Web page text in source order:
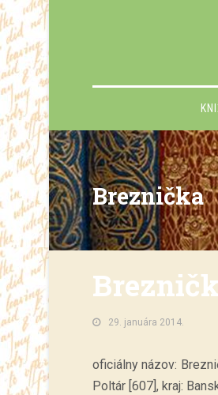
Breznička
29. januára 2014.
oficiálny názov:
Poltár [607], kraj: